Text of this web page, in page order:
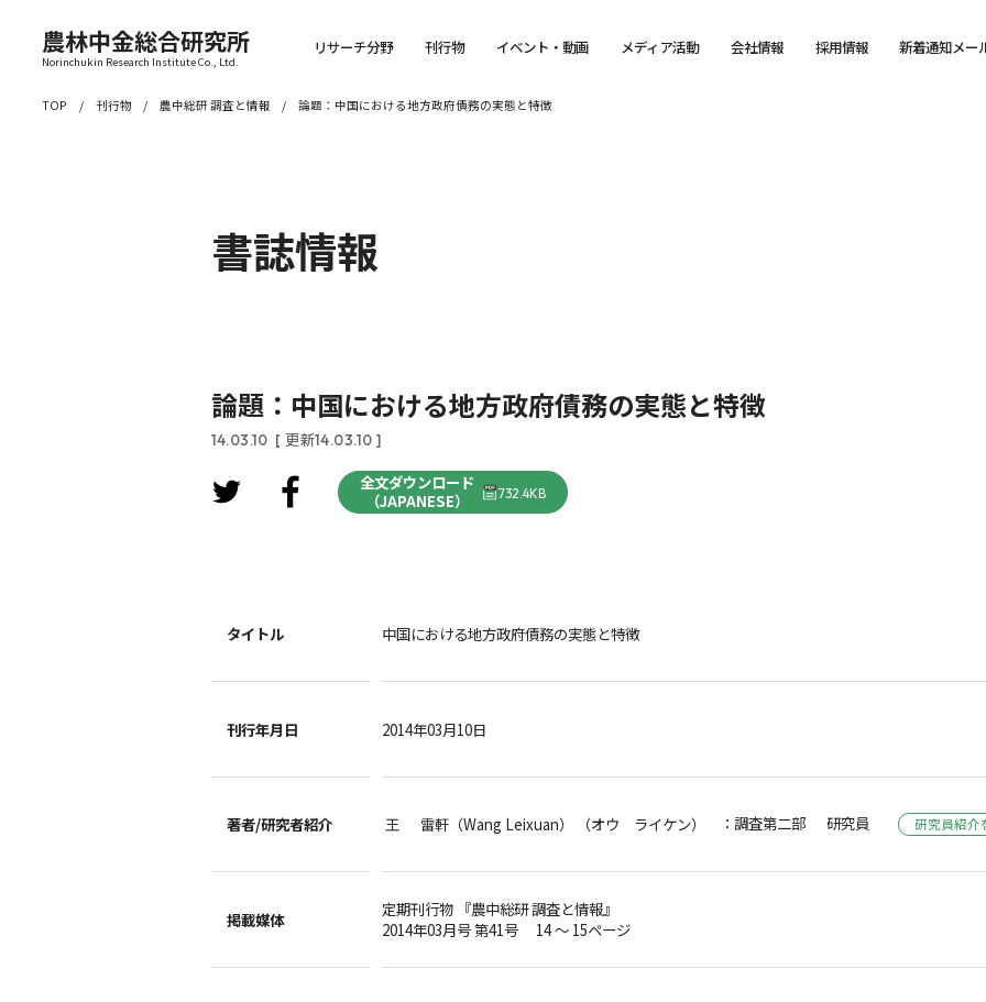
農林中金総合研究所
Norinchukin Research Institute Co., Ltd.
リサーチ分野 刊行物 イベント・動画 メディア活動 会社情報 採用情報 新着通知メー
TOP 刊行物 農中総研 調査と情報 論題：中国における地方政府債務の実態と特徴
書誌情報
論題：中国における地方政府債務の実態と特徴
14.03.10 [ 更新14.03.10 ]
全文ダウンロード
（JAPANESE）
732.4KB
タイトル 中国における地方政府債務の実態と特徴
刊行年月日 2014年03月10日
著者/研究者紹介 王 雷軒（Wang Leixuan） （オウ ライケン） ：調査第二部 研究員 研究員紹介
掲載媒体
定期刊行物 『農中総研 調査と情報』
2014年03月号 第41号 14 ～ 15ページ